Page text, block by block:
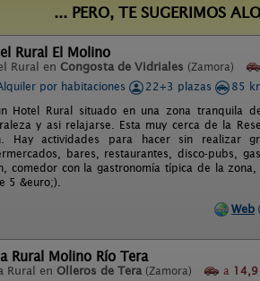
... PERO, TE SUGERIMOS
Rural El Molino
Rural en Congosta de Vidriales (Zamora)
por habitaciones
22+3 plazas
85
Hotel Rural situado en una zona tranquila
y asi relajarse. Esta muy cerca de la
Hay actividades para hacer sin realizar
bares, restaurantes, disco-pubs,
comedor con la gastronomía típica de la
5 &euro;).
Web
Rural Molino Río Tera
Rural en Olleros de Tera (Zamora) a